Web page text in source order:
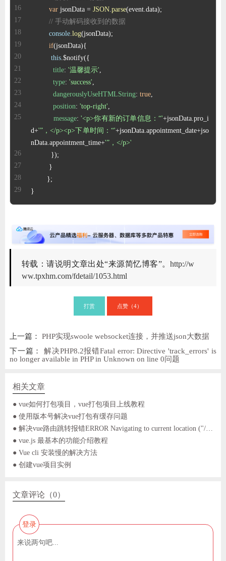
var jsonData = JSON.parse(event.data
// 手动解码接收到的数据
console.log
if
this
title: '温馨提示'
type: 'success'
dangerouslyUseHTMLString: true
position: 'top-right'
message: '<p>你有新的订单信息：“'+jsonData.pro_i
d+'”，</p><p>下单时间：“'+jsonData.appointment_date+jso
nData.appointment_time+'”，</p>'
}
转载：请说明文章出处“来源简忆博客”。http://w
ww.tpxhm.com/fdetail/1053.html
打赏 点赞（4）
上一篇：PHP实现swoole websocket连接，并推送json大数据
下一篇： 解决PHP8.2报错Fatal error: Directive 'track_errors' is
no longer available in PHP in Unknown on line 0问题
相关文章
● vue如何打包项目，vue打包项目上线教程
● 使用版本号解决vue打包有缓存问题
● 解决vue路由跳转报错ERROR Navigating to current location ("/login") is not allowed
● vue.js 最基本的功能介绍教程
● Vue cli 安装慢的解决方法
● 创建vue项目实例
文章评论（0）
登录